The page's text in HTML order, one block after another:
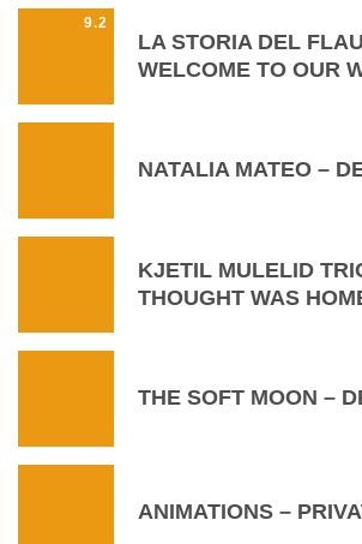
9.2
LA STORIA DEL
WELCOME TO OUR
NATALIA MATEO –
KJETIL MULELID
THOUGHT WAS
THE SOFT MOON –
ANIMATIONS –